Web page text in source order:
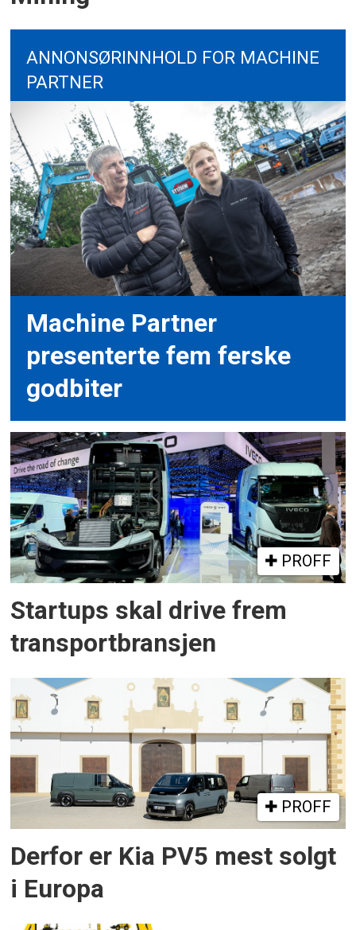
ANNONSØRINNHOLD FOR MACHINE
PARTNER
Machine Partner
presenterte fem ferske
godbiter
PROFF
Startups skal drive frem
transportbransjen
PROFF
Derfor er Kia PV5 mest solgt
i Europa